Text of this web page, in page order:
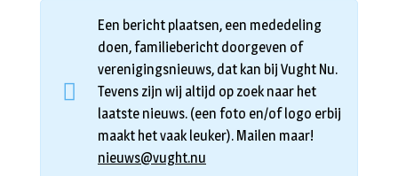
Een bericht plaatsen, een mededeling
doen, familiebericht doorgeven of
verenigingsnieuws, dat kan bij Vught Nu.
Tevens zijn wij altijd op zoek naar het
laatste nieuws. (een foto en/of logo erbij
maakt het vaak leuker). Mailen maar!
nieuws@vught.nu